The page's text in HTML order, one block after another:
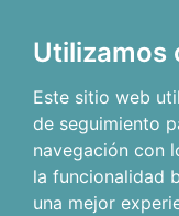
Utilizamos
Este sitio web
de seguimiento
navegación con
la funcionalidad
una mejor